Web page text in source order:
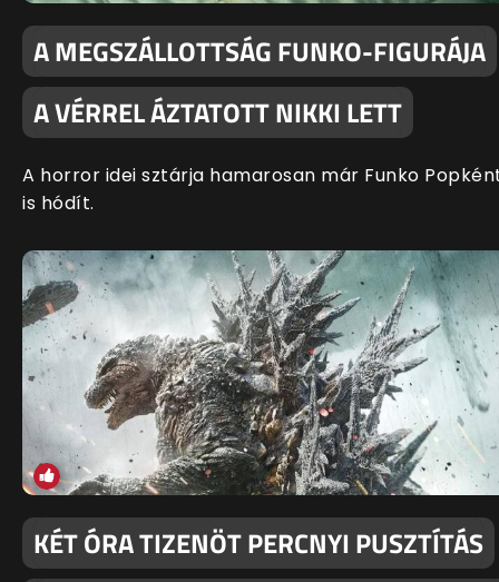
A MEGSZÁLLOTTSÁG FUNKO-FIGURÁJA
A VÉRREL ÁZTATOTT NIKKI LETT
A horror idei sztárja hamarosan már Funko
is hódít.
KÉT ÓRA TIZENÖT PERCNYI PUSZTÍTÁS